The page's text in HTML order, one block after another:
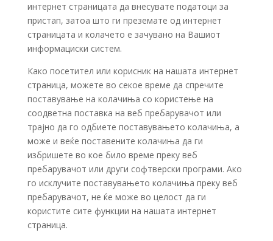
интернет страницата да внесувате податоци за
пристап, затоа што ги преземате од интернет
страницата и колачето е зачувано на Вашиот
информациски систем.
Како посетител или корисник на нашата интернет
страница, можете во секое време да спречите
поставување на колачиња со користење на
соодветна поставка на веб пребарувачот или
трајно да го одбиете поставувањето колачиња, а
може и веќе поставените колачиња да ги
избришете во кое било време преку веб
пребарувачот или други софтверски програми. Ако
го исклучите поставувањето колачиња преку веб
пребарувачот, не ќе може во целост да ги
користите сите функции на нашата интернет
страница.